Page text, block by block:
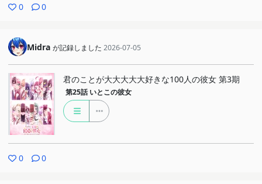
0 0
Midra が記録しました 2026-07-05
君のことが大大大大大好きな100人の彼女 第3期
第25話 いとこの彼女
0 0